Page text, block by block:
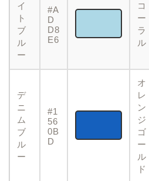
イ
ト
ブ
ル
ー
#A
D
D8
E6
コ
ー
ラ
ル
デ
ニ
ム
ブ
ル
ー
#1
56
0B
D
オ
レ
ン
ジ
ゴ
ー
ル
ド